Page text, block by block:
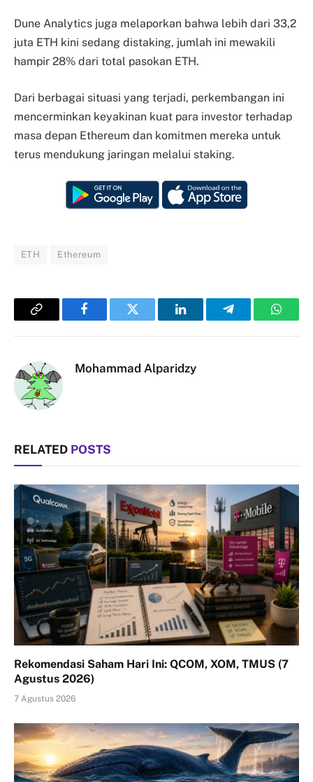
Dune Analytics juga melaporkan bahwa lebih dari 33,2
juta ETH kini sedang distaking, jumlah ini mewakili
hampir 28% dari total pasokan ETH.
Dari berbagai situasi yang terjadi, perkembangan ini
mencerminkan keyakinan kuat para investor terhadap
masa depan Ethereum dan komitmen mereka untuk
terus mendukung jaringan melalui staking.
ETH Ethereum
Copy
FacebookTwitter LinkedInTelegram
Mohammad Alparidzy
RELATED POSTS
Rekomendasi Saham Hari Ini: QCOM, XOM, TMUS (7
Agustus 2026)
7 Agustus 2026